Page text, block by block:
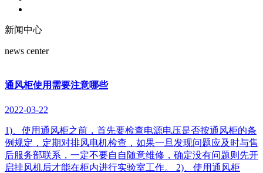
新闻中心
news center
通风柜使用需要注意哪些
2022-03-22
1)、使用通风柜之前，首先要检查电源电压是否按通风柜的条
例规定，定期对排风电机检查，如果一旦发现问题应及时与售
后服务部联系，一定不要自自随意维修，确定没有问题则先开
启排风机后才能在柜内进行实验室工作。 2)、使用通风柜